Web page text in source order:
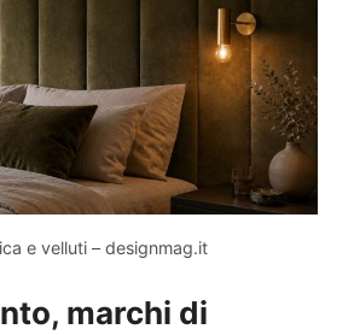
e velluti – designmag.it
marchi di